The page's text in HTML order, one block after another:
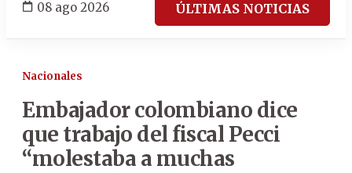
08 ago 2026 ÚLTIMAS NOTICIAS
Nacionales
Embajador colombiano dice
que trabajo del fiscal Pecci
“molestaba a muchas